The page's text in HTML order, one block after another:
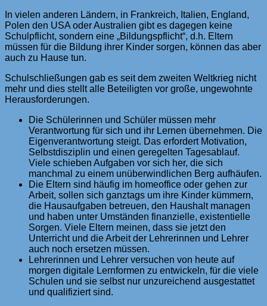
In vielen anderen Ländern, in Frankreich, Italien, England,
Polen den USA oder Australien gibt es dagegen keine
Schulpflicht, sondern eine „Bildungspflicht“, d.h. Eltern
müssen für die Bildung ihrer Kinder sorgen, können das aber
auch zu Hause tun.
Schulschließungen gab es seit dem zweiten Weltkrieg nicht
mehr und dies stellt alle Beteiligten vor große, ungewohnte
Herausforderungen.
Die Schülerinnen und Schüler müssen mehr
Verantwortung für sich und ihr Lernen übernehmen. Die
Eigenverantwortung steigt. Das erfordert Motivation,
Selbstdisziplin und einen geregelten Tagesablauf.
Viele schieben Aufgaben vor sich her, die sich
manchmal zu einem unüberwindlichen Berg aufhäufen.
Die Eltern sind häufig im homeoffice oder gehen zur
Arbeit, sollen sich ganztags um ihre Kinder kümmern,
die Hausaufgaben betreuen, den Haushalt managen
und haben unter Umständen finanzielle, existentielle
Sorgen. Viele Eltern meinen, dass sie jetzt den
Unterricht und die Arbeit der Lehrerinnen und Lehrer
auch noch ersetzen müssen.
Lehrerinnen und Lehrer versuchen von heute auf
morgen digitale Lernformen zu entwickeln, für die viele
Schulen und sie selbst nur unzureichend ausgestattet
und qualifiziert sind.